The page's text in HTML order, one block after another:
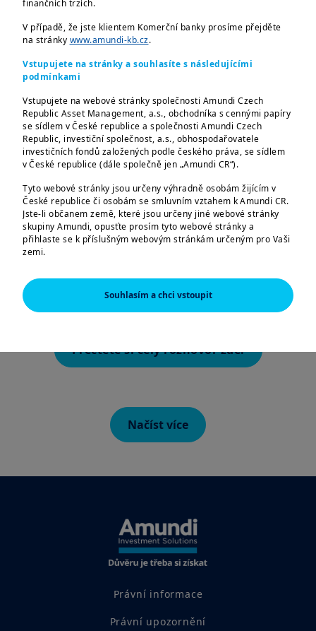
finančních trzích.
V případě, že jste klientem Komerční banky prosíme přejděte
na stránky www.amundi-kb.cz.
Vstupujete na stránky a souhlasíte s následujícími
podmínkami
Vstupujete na webové stránky společnosti Amundi Czech
Republic Asset Management, a.s., obchodníka s cennými papíry
se sídlem v České republice a společnosti Amundi Czech
Republic, investiční společnost, a.s., obhospodařovatele
investičních fondů založených podle českého práva, se sídlem
v České republice (dále společně jen „Amundi CR“).
Tyto webové stránky jsou určeny výhradně osobám žijícím v
České republice či osobám se smluvním vztahem k Amundi CR.
Jste-li občanem země, které jsou určeny jiné webové stránky
skupiny Amundi, opusťte prosím tyto webové stránky a
přihlaste se k příslušným webovým stránkám určeným pro Vaši
zemi.
Tyto webové stránky jsou určeny výhradně k poskytování
informací o společnostech Amundi CR a skupině Amundi a o
produktech schválených pro trh v České republice. Informace o
produktech jsou poskytovány pouze v obecné rovině, nebyl
může být vyhodnocen až na základě informací, které o sobě
poskytnete distributorovi daného produktu.
státním příslušníkům či občanům Spojených států amerických,
1933, což se vztahuje zejména na všechny fyzické osoby žijící
ve Spojených státech amerických a jakékoliv partnerství nebo
obchodní společnost založenou nebo zapsanou podle
amerických právních předpisů. Jste-li „americkou osobou“,
Váš přístup k těmto webovým stránkám se řídí platnými
webovým stránkám, které naleznete vPrávním upozornění
Souhlasím a chci vstoupit
firem?
V exkluzivním rozhovoru s Vincentem
Mortierem, investičním šéfem skupiny
Amundi, se dozvíte, jaké jsou klíčové
trendy a příležitosti na globálních trzích.
Mortier varuje před neudržitelným růstem
a zdůrazňuje důležitost diverzifikace
americkou ekonomiku a proč byste měli
zvážit investice mimo technologický
sektor. Nepropásněte cenné rady a
analýzy, které vám pomohou lépe
investic!
Přečtěte si celý rozhovor zde.
Načíst více
Právní informace
Právní upozornění